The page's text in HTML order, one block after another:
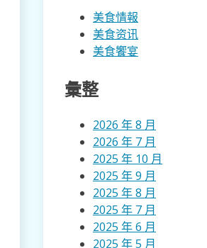
美食情報
美食资讯
美食饗宴
彙整
2026 年 8 月
2026 年 7 月
2025 年 10 月
2025 年 9 月
2025 年 8 月
2025 年 7 月
2025 年 6 月
2025 年 5 月